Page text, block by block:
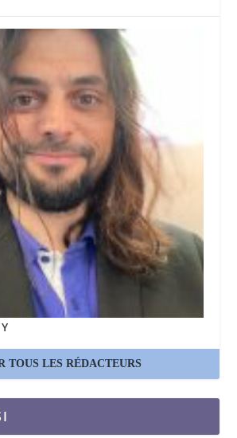
TOUS LES RÉDACTEURS